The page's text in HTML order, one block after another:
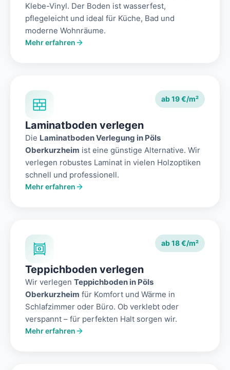
Klebe-Vinyl. Der Boden ist wasserfest,
pflegeleicht und ideal für Küche, Bad und
moderne Wohnräume.
Mehr erfahren
ab 19 €/m²
Laminatboden verlegen
Die Laminatboden Verlegung in Pöls
Oberkurzheim ist eine günstige Alternative. Wir
verlegen robustes Laminat in vielen Holzoptiken
schnell und professionell.
Mehr erfahren
ab 18 €/m²
Teppichboden verlegen
Wir verlegen Teppichboden in Pöls
Oberkurzheim für Komfort und Wärme in
Schlafzimmer oder Büro. Ob verklebt oder
verspannt – für perfekten Halt sorgen wir.
Mehr erfahren